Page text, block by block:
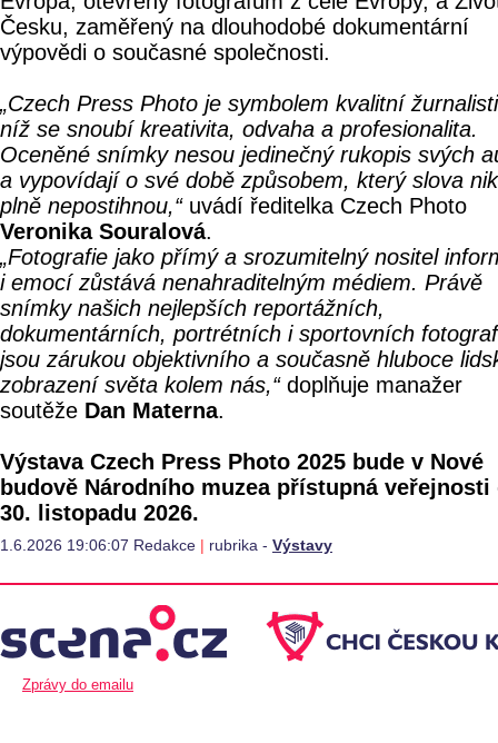
Česku, zaměřený na dlouhodobé dokumentární
výpovědi o současné společnosti.
„Czech Press Photo je symbolem kvalitní
níž se snoubí kreativita, odvaha a profesionalita.
Oceněné snímky nesou jedinečný rukopis svých
a vypovídají o své době způsobem, který slova
plně nepostihnou,“uvádí ředitelka Czech Photo
Veronika Souralová.
„Fotografie jako přímý a srozumitelný nositel
i emocí zůstává nenahraditelným médiem. Právě
snímky našich nejlepších reportážních,
dokumentárních, portrétních i sportovních
jsou zárukou objektivního a současně hluboce
zobrazení světa kolem nás,“doplňuje manažer
soutěže Dan Materna.
Výstava Czech Press Photo 2025 bude v Nové
budově Národního muzea přístupná veřejnosti
30. listopadu 2026.
1.6.2026 19:06:07 Redakce | rubrika - Výstavy
Zprávy do emailu